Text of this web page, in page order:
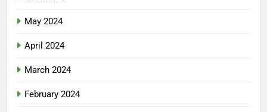
May 2024
April 2024
March 2024
February 2024